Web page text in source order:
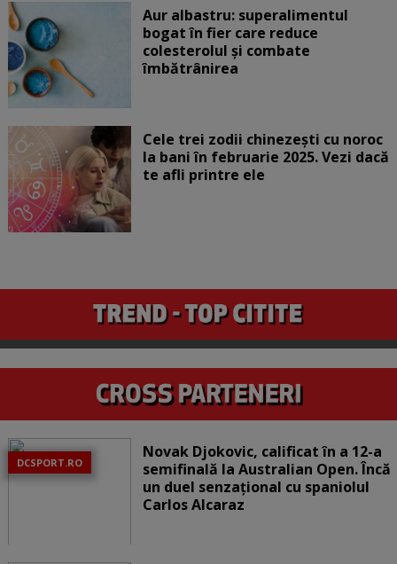
Aur albastru: superalimentul
bogat în fier care reduce
colesterolul și combate
îmbătrânirea
Cele trei zodii chinezești cu noroc
la bani în februarie 2025. Vezi dacă
te afli printre ele
DCSPORT.RO
Novak Djokovic, calificat în a 12-a
semifinală la Australian Open. Încă
un duel senzațional cu spaniolul
Carlos Alcaraz